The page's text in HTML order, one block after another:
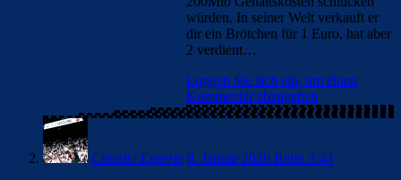
würden. In seiner Welt verkauft er
dir ein Brötchen für 1 Euro, hat aber
2 verdient…
Loggen Sie sich ein, um einen
Kommentar abzugeben
Clouds: Experte 8. Januar 2026 Beim 3:43